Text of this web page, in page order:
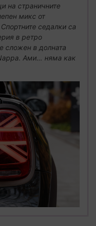
на страничните
микс от
седалки са
в ретро
сложен в долната
Ами… няма как